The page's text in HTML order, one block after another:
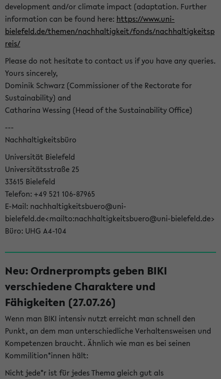
development and/or climate impact (adaptation. Further
information can be found here: https://www.uni-
bielefeld.de/themen/nachhaltigkeit/fonds/nachhaltigkeitsp
reis/
Please do not hesitate to contact us if you have any queries.
Yours sincerely,
Dominik Schwarz (Commissioner of the Rectorate for
Sustainability) and
Catharina Wessing (Head of the Sustainability Office)
---
Nachhaltigkeitsbüro
Universität Bielefeld
Universitätsstraße 25
33615 Bielefeld
Telefon: +49 521 106-87965
E-Mail: nachhaltigkeitsbuero@uni-
bielefeld.de<mailto:nachhaltigkeitsbuero@uni-bielefeld.de>
Büro: UHG A4-104
Neu: Ordnerprompts geben BIKI
verschiedene Charaktere und
Fähigkeiten (27.07.26)
Wenn man BIKI intensiv nutzt erreicht man schnell den
Punkt, an dem man unterschiedliche Verhaltensweisen und
Kompetenzen braucht. Ähnlich wie man es bei seinen
Kommilition*innen hält:
Nicht jede*r ist für jedes Thema gleich gut als